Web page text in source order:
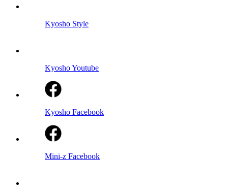
Kyosho Style
Kyosho Youtube
Kyosho Facebook
Mini-z Facebook